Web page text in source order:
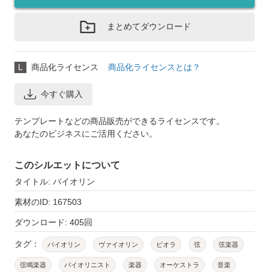
まとめてダウンロード
L 商品化ライセンス 商品化ライセンスとは？
今すぐ購入
テンプレートなどの商品販売ができるライセンスです。
あなたのビジネスにご活用ください。
このシルエットについて
タイトル: バイオリン
素材のID: 167503
ダウンロード: 405回
タグ： バイオリン ヴァイオリン ビオラ 弦 弦楽器
弦鳴楽器 バイオリニスト 楽器 オーケストラ 音楽